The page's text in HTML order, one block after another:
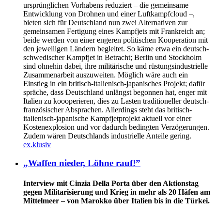
ursprünglichen Vorhabens reduziert – die gemeinsame
Entwicklung von Drohnen und einer Luftkampfcloud –,
bieten sich für Deutschland nun zwei Alternativen zur
gemeinsamen Fertigung eines Kampfjets mit Frankreich an;
beide werden von einer engeren politischen Kooperation mit
den jeweiligen Ländern begleitet. So käme etwa ein deutsch-
schwedischer Kampfjet in Betracht; Berlin und Stockholm
sind ohnehin dabei, ihre militärische und rüstungsindustrielle
Zusammenarbeit auszuweiten. Möglich wäre auch ein
Einstieg in ein britisch-italienisch-japanisches Projekt; dafür
spräche, dass Deutschland unlängst begonnen hat, enger mit
Italien zu koooperieren, dies zu Lasten traditioneller deutsch-
französischer Absprachen. Allerdings steht das britisch-
italienisch-japanische Kampfjetprojekt aktuell vor einer
Kostenexplosion und vor dadurch bedingten Verzögerungen.
Zudem wären Deutschlands industrielle Anteile gering.
ex.klusiv
„Waffen nieder, Löhne rauf!”
Interview mit Cinzia Della Porta über den Aktionstag
gegen Militarisierung und Krieg in mehr als 20 Häfen am
Mittelmeer – von Marokko über Italien bis in die Türkei.